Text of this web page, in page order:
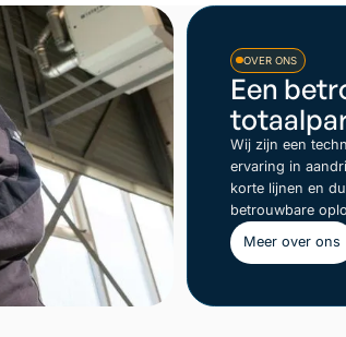
OVER ONS
Een
Wij zijn een
ervaring in
korte lijnen en
betrouwbare
Meer over ons